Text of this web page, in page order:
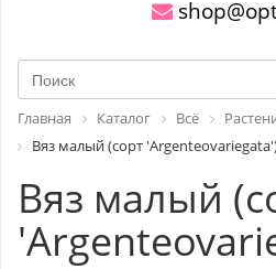
Главная Каталог Всё
Вяз малый (сорт
Вяз малый